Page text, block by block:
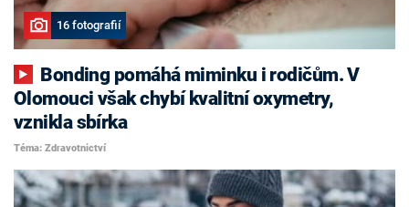
16 fotografií
Olomouci však chybí kvalitní oxymetry,
vznikla sbírka
Téma: Zdravotnictví